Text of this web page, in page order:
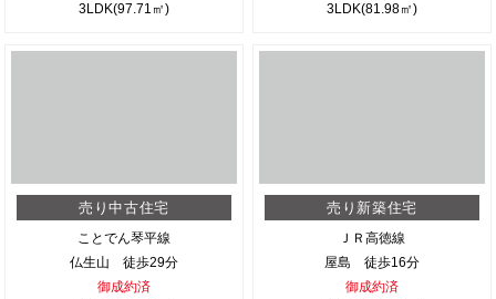
3LDK(97.71㎡)
3LDK(81.98㎡)
売り中古住宅
ことでん琴平線
仏生山 徒歩29分
御成約済
売り新築住宅
ＪＲ高徳線
屋島 徒歩16分
御成約済